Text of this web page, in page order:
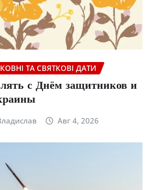
ТА СВЯТКОВІ ДАТИ
с Днём защитников и
Авг 4, 2026